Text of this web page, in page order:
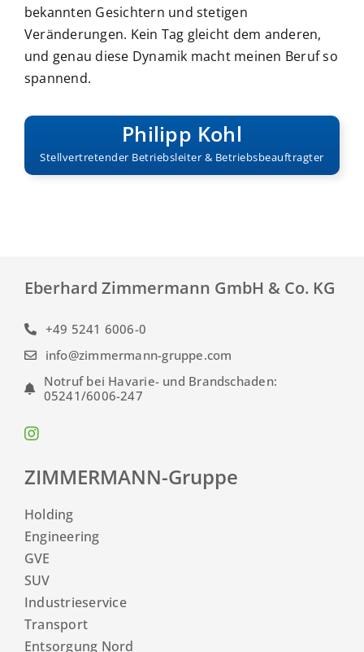
bekannten Gesichtern und stetigen
Veränderungen. Kein Tag gleicht dem anderen,
und genau diese Dynamik macht meinen Beruf so
spannend.
Philipp Kohl
Stellvertretender Betriebsleiter & Betriebsbeauftragter
ZIMMERMANN-Gruppe
Holding
Engineering
GVE
SUV
Industrieservice
Transport
Entsorgung Nord
Eberhard Zimmermann GmbH & Co. KG
+49 5241 6006-0
info@zimmermann-gruppe.com
Notruf bei Havarie- und Brandschaden:
05241/6006-247